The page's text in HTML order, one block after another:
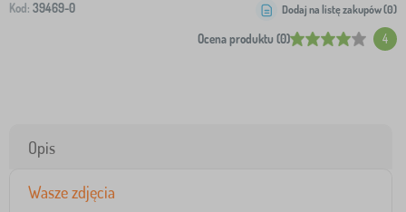
Kod: 39469-0
Ocena produktu (0) 4
Dodaj na listę zakupów (0)
Opis
Wasze zdjęcia